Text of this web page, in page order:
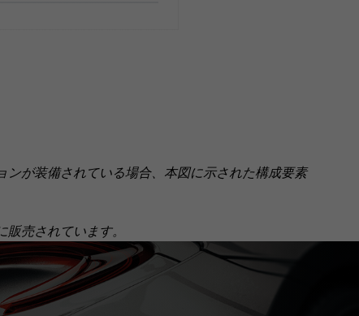
が装備されている場合、本図に示された構成要素
売されています。